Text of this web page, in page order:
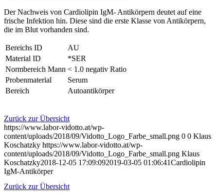
Der Nachweis von Cardiolipin IgM- Antikörpern deutet auf eine
frische Infektion hin. Diese sind die erste Klasse von Antikörpern,
die im Blut vorhanden sind.
Bereichs ID
AU
Material ID
*SER
Normbereich Mann < 1.0 negativ Ratio
Probenmaterial
Serum
Bereich
Autoantikörper
Zurück zur Übersicht
https://www.labor-vidotto.at/wp-
content/uploads/2018/09/Vidotto_Logo_Farbe_small.png 0 0 Klaus
Koschatzky https://www.labor-vidotto.at/wp-
content/uploads/2018/09/Vidotto_Logo_Farbe_small.png Klaus
Koschatzky2018-12-05 17:09:092019-03-05 01:06:41Cardiolipin
IgM-Antikörper
Zurück zur Übersicht